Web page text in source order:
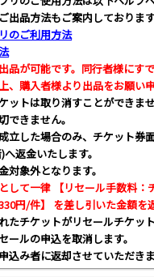
出品方法もご案内しております
のご利用方法
品が可能です。同行者様にす
、購入者様より出品をお願い申
ットは取り消すことができま
できません。
立した場合のみ、チケット券
返金いたします。
象外となります。
して一律 【リセール手数料
円/件】 を差し引いた金額を
たチケットがリセールチケッ
ールの申込を取消します。
込み者に返却させていただきま